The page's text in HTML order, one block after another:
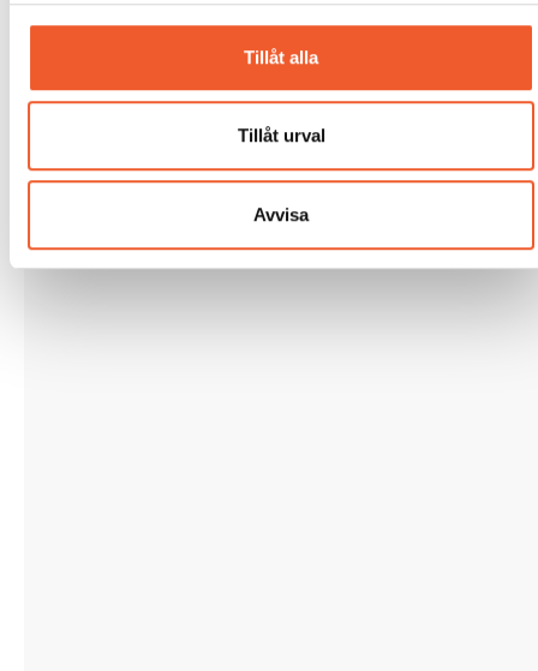
Tillåt alla
Tillåt urval
Avvisa